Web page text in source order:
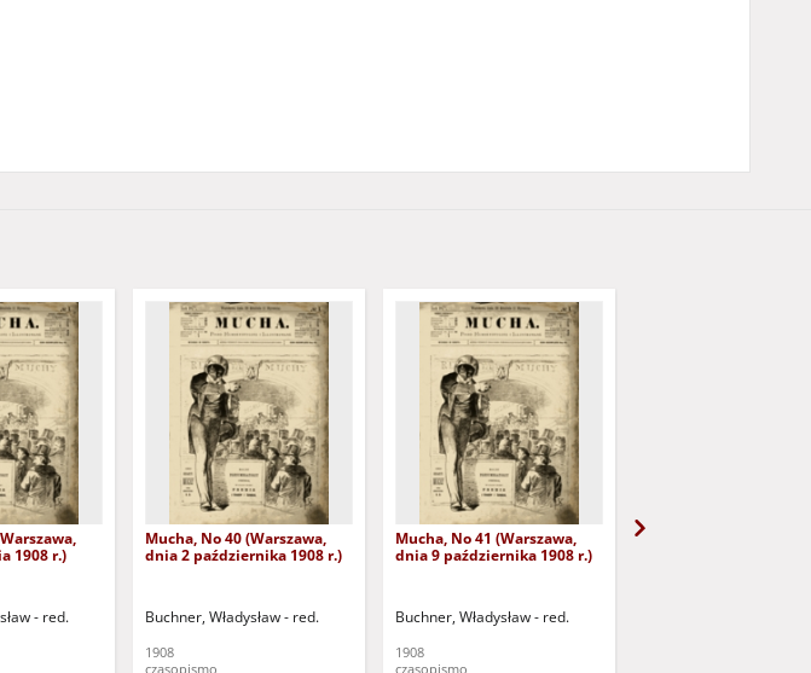
1908 r.)
- red.
Mucha, No 40 (Warszawa,
dnia 2 października 1908 r.)
Buchner, Władysław - red.
1908
czasopismo
Mucha, No 41 (Warszawa,
dnia 9 października 1908 r.)
Buchner, Władysław - red.
1908
czasopismo